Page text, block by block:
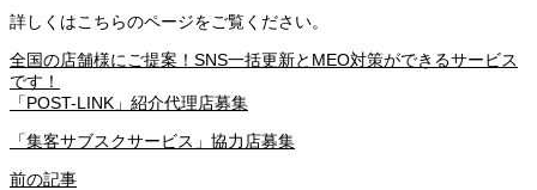
詳しくはこちらのページをご覧ください。
全国の店舗様にご提案！SNS一括更新とMEO対策ができるサービス
です！
「POST-LINK」紹介代理店募集
「集客サブスクサービス」協力店募集
前の記事